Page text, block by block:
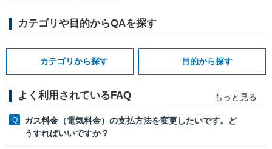
カテゴリや目的からQAを探す
カテゴリから探す 目的から探す
よく利用されているFAQ もっと見る
ガス料金（電気料金）の支払方法を変更したいです。ど
うすればいいですか？